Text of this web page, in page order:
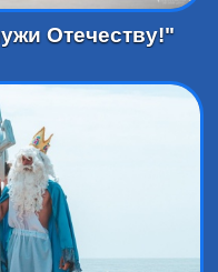
Отечеству!"